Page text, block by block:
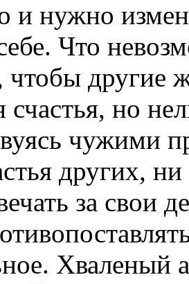
нужно
Что
чтобы другие
счастья, но
чужими
других,
за свои
Хваленый